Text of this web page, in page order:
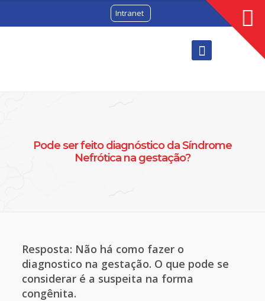
Intranet
Pode ser feito diagnóstico da Síndrome
Nefrótica na gestação?
Resposta: Não há como fazer o
diagnostico na gestação. O que pode se
considerar é a suspeita na forma
congênita.